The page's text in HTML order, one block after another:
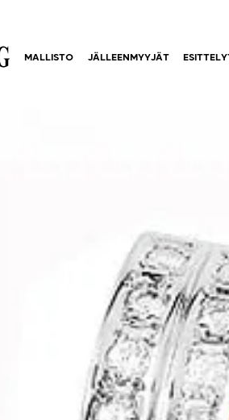
MALLISTO JÄLLEENMYYJÄT